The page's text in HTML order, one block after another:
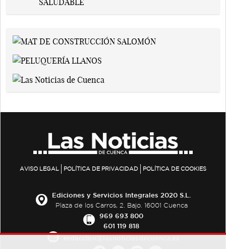
AVISO LEGAL POLÍTICA DE PRIVACIDAD POLÍTICA DE COOKIES
Ediciones y Servicios Integrales 2020 S.L.
Plaza de los Carros, 2. Bajo. 16001 Cuenca
969 693 800
601 119 818